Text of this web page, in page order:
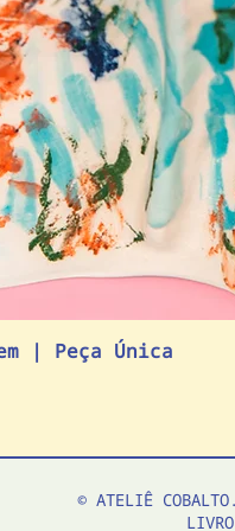
| Peça Única
© ATELIÊ